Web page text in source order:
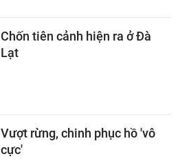
Chốn tiên cảnh hiện ra ở Đà
Lạt
Vượt rừng, chinh phục hồ 'vô
cực'